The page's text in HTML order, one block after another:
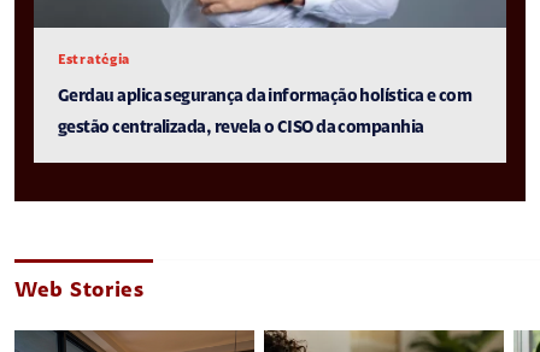
Estratégia
Gerdau aplica segurança da informação holística e com
gestão centralizada, revela o CISO da companhia
Web Stories